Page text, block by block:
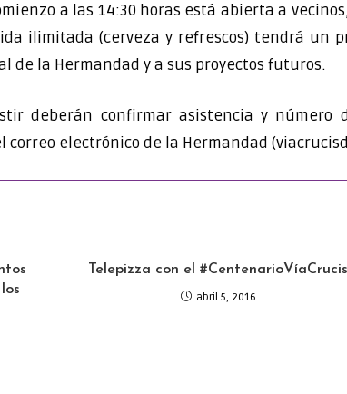
a las 14:30 horas está abierta a
ilimitada (cerveza y refrescos) tendrá un
de la Hermandad y a sus proyectos futuros.
deberán confirmar asistencia y número
correo electrónico de la Hermandad
Telepizza con el #CentenarioVíaCrucis
abril 5, 2016